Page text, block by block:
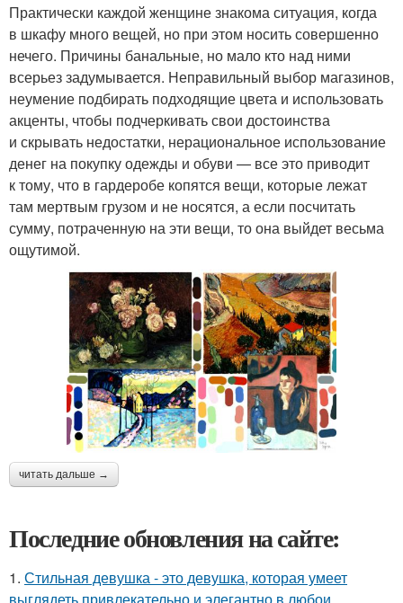
Практически каждой женщине знакома ситуация, когда
в шкафу много вещей, но при этом носить совершенно
нечего. Причины банальные, но мало кто над ними
всерьез задумывается. Неправильный выбор магазинов,
неумение подбирать подходящие цвета и использовать
акценты, чтобы подчеркивать свои достоинства
и скрывать недостатки, нерациональное использование
денег на покупку одежды и обуви — все это приводит
к тому, что в гардеробе копятся вещи, которые лежат
там мертвым грузом и не носятся, а если посчитать
сумму, потраченную на эти вещи, то она выйдет весьма
ощутимой.
читать дальше →
Последние обновления на сайте:
1. Стильная девушка - это девушка, которая умеет
выглядеть привлекательно и элегантно в любои